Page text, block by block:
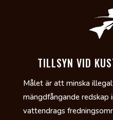
TILLSYN VID
Målet är att minska
mängdfångande redskap
vattendrags